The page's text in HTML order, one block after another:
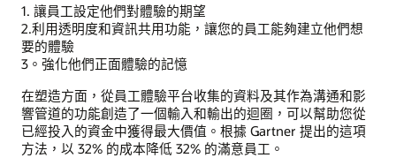
1. 讓員工設定他們對體驗的期望
2.利用透明度和資訊共用功能，讓您的員工能夠建立他們想
要的體驗
3。強化他們正面體驗的記憶
在塑造方面，從員工體驗平台收集的資料及其作為溝通和影
響管道的功能創造了一個輸入和輸出的迴圈，可以幫助您從
已經投入的資金中獲得最大價值。根據 Gartner 提出的這項
方法，以 32% 的成本降低 32% 的滿意員工。